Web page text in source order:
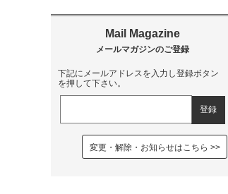
下記にメールアドレスを入力し登録ボタン
を押して下さい。
変更・解除・お知らせはこちら